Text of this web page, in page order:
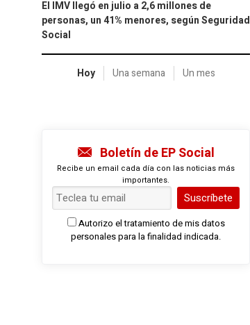
El IMV llegó en julio a 2,6 millones de
personas, un 41% menores, según Seguridad
Social
Hoy Una semana Un mes
Boletín de EP Social
Recibe un email cada día con las noticias más
importantes.
Suscríbete
Autorizo el tratamiento de mis datos
personales para la finalidad indicada.